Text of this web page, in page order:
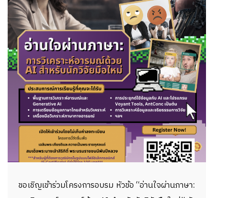
ขอเชิญเข้าร่วมโครงการอบรม หัวข้อ “อ่านใจผ่านภาษา: